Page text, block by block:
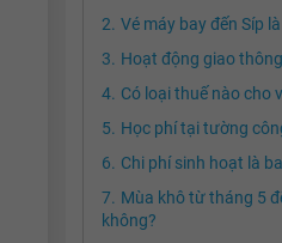
Vé máy bay đến Síp
Hoạt động giao
Có loại thuế nào cho
Học phí tại tường
Chi phí sinh hoạt là
Mùa khô từ tháng 5
không?